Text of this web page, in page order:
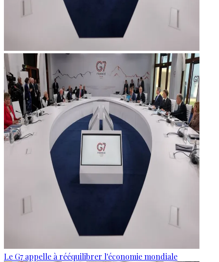
Le G7 appelle à rééquilibrer l'économie mondiale